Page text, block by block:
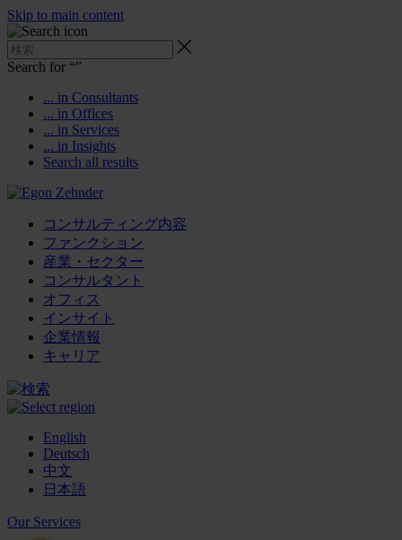
Skip to main content
Search for “”
... in Consultants
... in Offices
... in Services
... in Insights
Search all results
コンサルティング内容
ファンクション
産業・セクター
コンサルタント
オフィス
インサイト
企業情報
キャリア
English
Deutsch
中文
日本語
Our Services